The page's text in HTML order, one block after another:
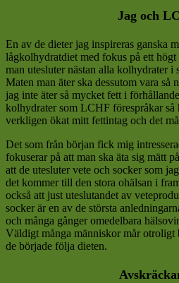
Jag och
En av de dieter jag inspireras ganska
lågkolhydratdiet med fokus på ett
man utesluter nästan alla kolhydrater i
Maten man äter ska dessutom vara
jag inte äter så mycket fett i
kolhydrater som LCHF förespråkar så
verkligen ökat mitt fettintag och det
Det som från början fick mig
fokuserar på att man ska äta sig mätt
att de utesluter vete och socker som
det kommer till den stora ohälsan i
också att just uteslutandet av
socker är en av de största
och många gånger omedelbara
Väldigt många människor mår otroligt
de började följa dieten.